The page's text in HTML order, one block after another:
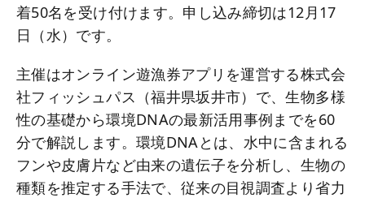
着50名を受け付けます。申し込み締切は12月17
日（水）です。
主催はオンライン遊漁券アプリを運営する株式会
社フィッシュパス（福井県坂井市）で、生物多様
性の基礎から環境DNAの最新活用事例までを60
分で解説します。環境DNAとは、水中に含まれる
フンや皮膚片など由来の遺伝子を分析し、生物の
種類を推定する手法で、従来の目視調査より省力